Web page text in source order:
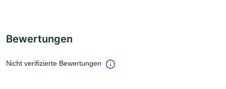
Bewertungen
Nicht verifizierte Bewertungen